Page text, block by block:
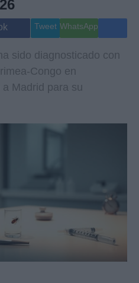
Musica
Tweet WhatsApp
sido diagnosticado con
Congo en
Madrid para su